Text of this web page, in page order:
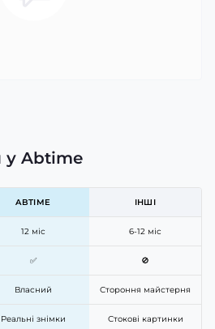
у Abtime
ABTIME ІНШІ
12 міс 6-12 міс
✅ 🚫
Власний Стороння майстерня
Реальні знімки Стокові картинки